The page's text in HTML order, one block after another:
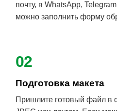
почту, в WhatsApp,
можно заполнить форму
02
Подготовка макета
Пришлите готовый файл в